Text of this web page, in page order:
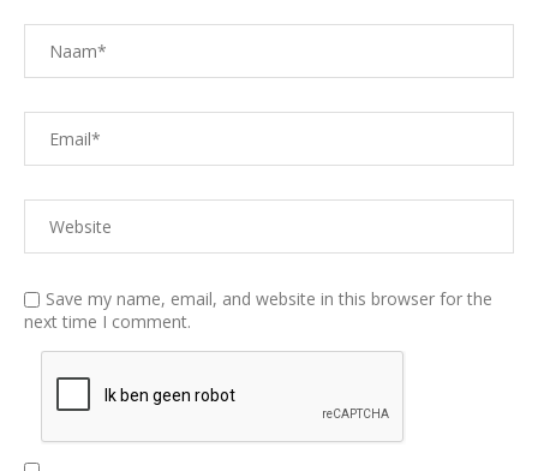
Save my name, email, and website in this browser for the
next time I comment.